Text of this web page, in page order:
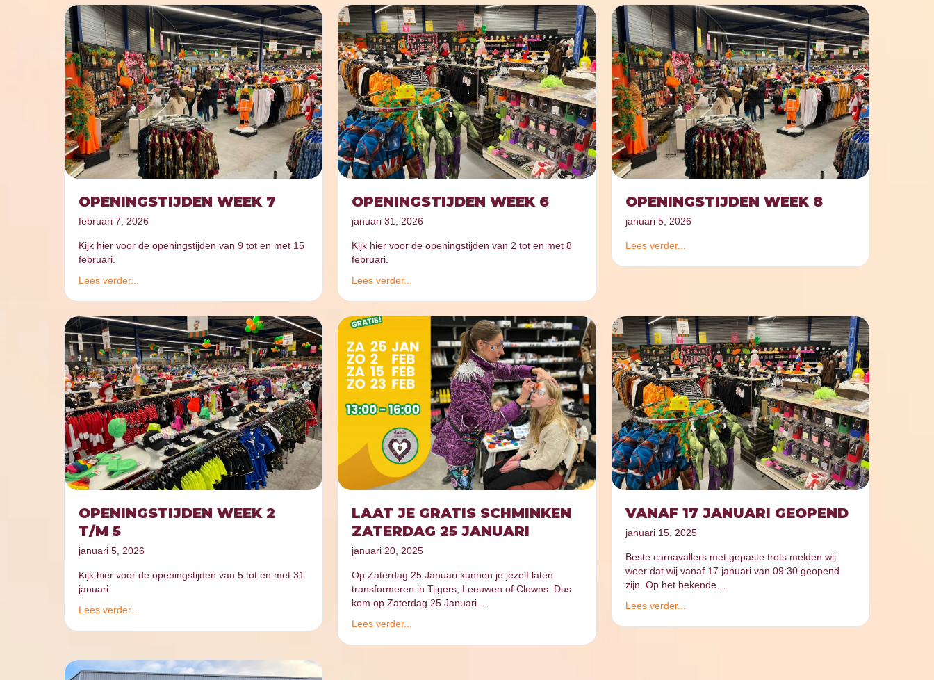
OPENINGSTIJDEN WEEK 7
februari 7, 2026
Kijk hier voor de openingstijden van 9 tot en met 15
februari.
Lees verder...
OPENINGSTIJDEN WEEK 6
januari 31, 2026
Kijk hier voor de openingstijden van 2 tot en met 8
februari.
Lees verder...
OPENINGSTIJDEN WEEK 8
januari 5, 2026
Lees verder...
OPENINGSTIJDEN WEEK 2
T/M 5
januari 5, 2026
Kijk hier voor de openingstijden van 5 tot en met 31
januari.
Lees verder...
LAAT JE GRATIS SCHMINKEN
ZATERDAG 25 JANUARI
januari 20, 2025
Op Zaterdag 25 Januari kunnen je jezelf laten
transformeren in Tijgers, Leeuwen of Clowns. Dus
kom op Zaterdag 25 Januari…
Lees verder...
VANAF 17 JANUARI GEOPEND
januari 15, 2025
Beste carnavallers met gepaste trots melden wij
weer dat wij vanaf 17 januari van 09:30 geopend
zijn. Op het bekende…
Lees verder...